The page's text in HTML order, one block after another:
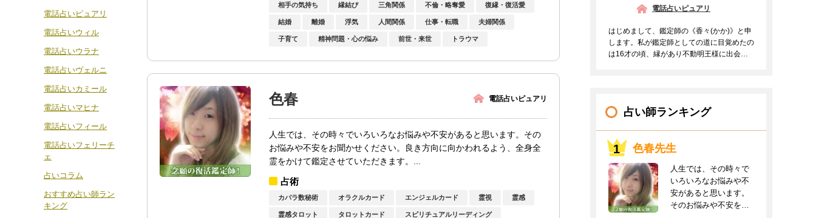
相手の気持ち 縁結び 三角関係 不倫・略奪愛 復縁・復活愛
結婚 離婚 浮気 人間関係 仕事・転職 夫婦関係
子育て 精神問題・心の悩み 前世・来世 トラウマ
電話占いピュアリ
色春
人生では、その時々でいろいろなお悩みや不安があると思います。その
お悩みや不安をお聞かせください。良き方向に向かわれるよう、全身全
霊をかけて鑑定させていただきます。...
占術
カバラ数秘術 オラクルカード エンジェルカード 霊視 霊感
霊感タロット タロットカード スピリチュアルリーディング
電話占いピュアリ
はじめまして、鑑定師の《香々(かか)》と申
します。私が鑑定師としての道に目覚めたの
は16才の頃、縁があり不動明王様に出会う
占い師ランキング
色春先生
人生では、その時々で
いろいろなお悩みや不
安があると思います。
そのお悩みや不安をお
電話占いピュアリ
電話占いウィル
電話占いウラナ
電話占いヴェルニ
電話占いカミール
電話占いマヒナ
電話占いフィール
電話占いフェリーチ
ェ
占いコラム
おすすめ占い師ラン
キング